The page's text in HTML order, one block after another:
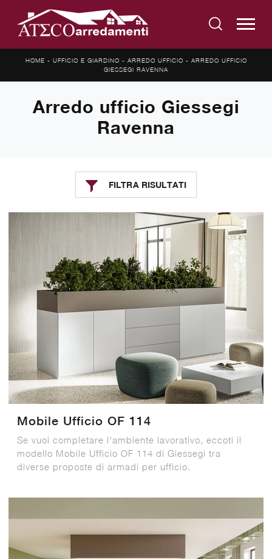
HOME - UFFICIO E GIARDINO - ARREDO UFFICIO - ARREDO UFFICIO
GIESSEGI RAVENNA
Arredo ufficio Giessegi
Ravenna
FILTRA RISULTATI
Mobile Ufficio OF 114
Se vuoi completare l'ambiente lavorativo, eccoti il
modello Mobile Ufficio OF 114 di Giessegi tra
diverse proposte di armadi per ufficio.